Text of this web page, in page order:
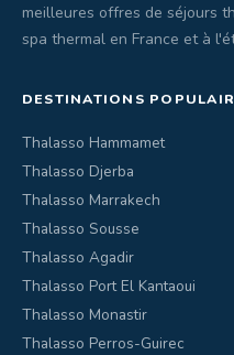
meilleures offres de séjours
spa thermal en France et à
DESTINATIONS
Thalasso Hammamet
Thalasso Djerba
Thalasso Marrakech
Thalasso Sousse
Thalasso Agadir
Thalasso Port El Kantaoui
Thalasso Monastir
Thalasso Perros-Guirec